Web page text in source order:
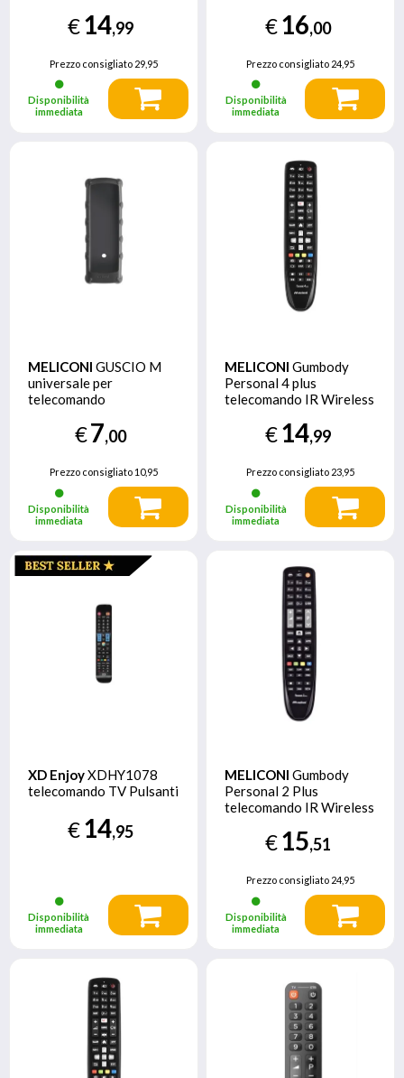
€14,99
Prezzo consigliato29,95
Disponibilità
immediata
€16,00
Prezzo consigliato 24,95
Disponibilità
immediata
MELICONI GUSCIO M
universale per
telecomando
€7,00
Prezzo consigliato10,95
Disponibilità
immediata
MELICONI Gumbody
Personal 4 plus
telecomando IR Wireless
€14,99
Prezzo consigliato 23,95
Disponibilità
immediata
XD EnjoyXDHY1078
telecomando TV Pulsanti
€14,95
Disponibilità
immediata
MELICONI Gumbody
Personal 2 Plus
telecomando IR Wireless
€15,51
Prezzo consigliato 24,95
Disponibilità
immediata